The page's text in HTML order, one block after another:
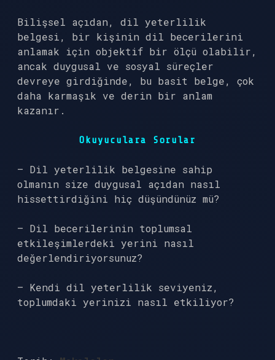
Bilişsel açıdan, dil yeterlilik
belgesi, bir kişinin dil becerilerini
anlamak için objektif bir ölçü olabilir,
ancak duygusal ve sosyal süreçler
devreye girdiğinde, bu basit belge, çok
daha karmaşık ve derin bir anlam
kazanır.
Okuyuculara Sorular
– Dil yeterlilik belgesine sahip
olmanın size duygusal açıdan nasıl
hissettirdiğini hiç düşündünüz mü?
– Dil becerilerinin toplumsal
etkileşimlerdeki yerini nasıl
değerlendiriyorsunuz?
– Kendi dil yeterlilik seviyeniz,
toplumdaki yerinizi nasıl etkiliyor?